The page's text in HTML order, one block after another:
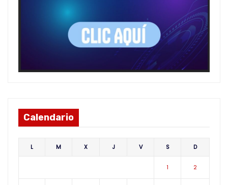
Calendario
L M X J V S D
1 2